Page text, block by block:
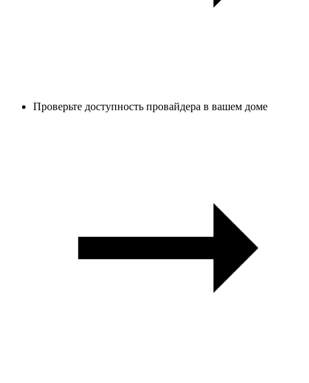
Проверьте доступность провайдера в вашем доме